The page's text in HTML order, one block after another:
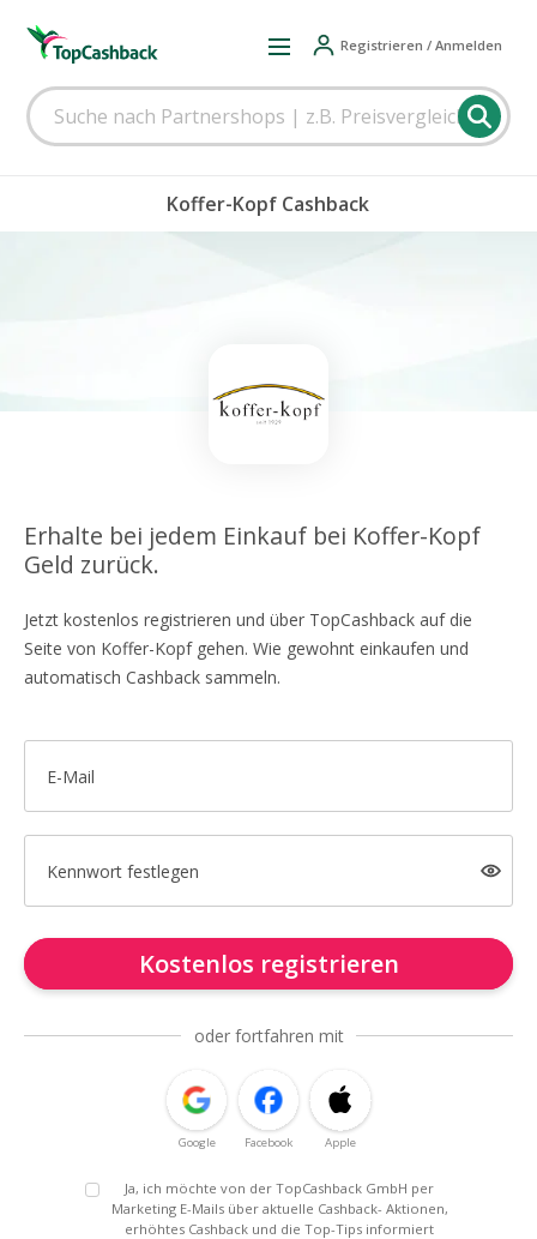
Registrieren / Anmelden
Koffer-Kopf Cashback
Erhalte bei jedem Einkauf bei Koffer-Kopf
Geld zurück.
Jetzt kostenlos registrieren und über TopCashback auf die
Seite von Koffer-Kopf gehen. Wie gewohnt einkaufen und
automatisch Cashback sammeln.
E-Mail
Kennwort festlegen
Kostenlos registrieren
oder fortfahren mit
Google Facebook Apple
Ja, ich möchte von der TopCashback GmbH per
Marketing E-Mails über aktuelle Cashback- Aktionen,
erhöhtes Cashback und die Top-Tips informiert